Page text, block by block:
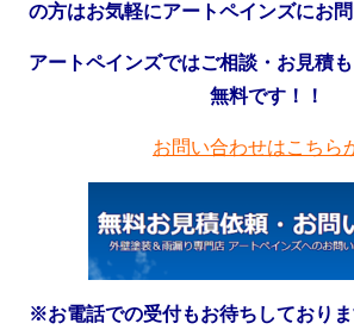
の方はお気軽にアートペインズにお問
アートペインズではご相談・お見積
無料です！！
お問い合わせはこちら
※お電話での受付もお待ちしており